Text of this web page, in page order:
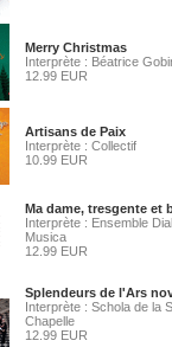
Merry Christmas
Interprète : Béatrice
12.99 EUR
Artisans de Paix
Interprète : Collectif
10.99 EUR
Ma dame, tresgente et
Interprète : Ensemble
Musica
12.99 EUR
Splendeurs de l'Ars
Interprète : Schola de la
Chapelle
12.99 EUR